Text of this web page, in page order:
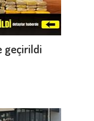
geçirildi